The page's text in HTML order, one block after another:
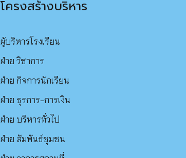
โครงสร้างบริหาร
ผู้บริหารโรงเรียน
ฝ่าย วิชาการ
ฝ่าย กิจการนักเรียน
ฝ่าย ธุรการ-การเงิน
ฝ่าย บริหารทั่วไป
ฝ่าย สัมพันธ์ชุมชน